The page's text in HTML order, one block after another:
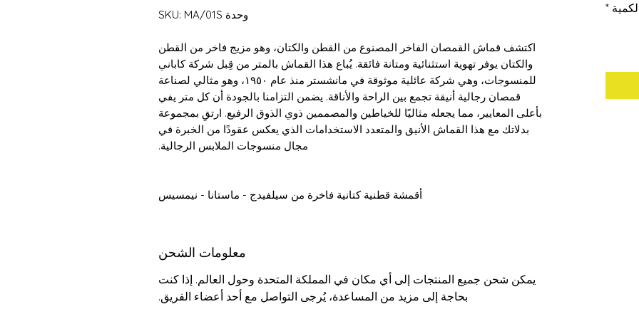
وحدة SKU: MA/01S
اكتشف قماش القمصان الفاخر المصنوع من القطن والكتان، وهو مزيج فاخر من القطن
والكتان يوفر تهوية استثنائية ومتانة فائقة. يُباع هذا القماش بالمتر من قِبل شركة كاباني
للمنسوجات، وهي شركة عائلية موثوقة في مانشستر منذ عام ١٩٥٠، وهو مثالي لصناعة
قمصان رجالية أنيقة تجمع بين الراحة والأناقة. يضمن التزامنا بالجودة أن كل متر يفي
بأعلى المعايير، مما يجعله مثاليًا للخياطين والمصممين ذوي الذوق الرفيع. ارتقِ بمجموعة
بدلاتك مع هذا القماش الأنيق والمتعدد الاستخدامات الذي يعكس عقودًا من الخبرة في
مجال منسوجات الملابس الرجالية.
أقمشة قطنية كتانية فاخرة من سيلفيدج - ماستانا - نيمسيس
معلومات الشحن
يمكن شحن جميع المنتجات إلى أي مكان في المملكة المتحدة وحول العالم. إذا كنت
بحاجة إلى مزيد من المساعدة، يُرجى التواصل مع أحد أعضاء الفريق.
*